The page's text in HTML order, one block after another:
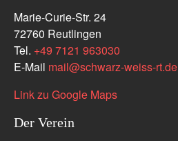
Marie-Curie-Str. 24
72760 Reutlingen
Tel. +49 7121 963030
E-Mail mail@schwarz-weiss-rt.de
Link zu Google Maps
Der Verein